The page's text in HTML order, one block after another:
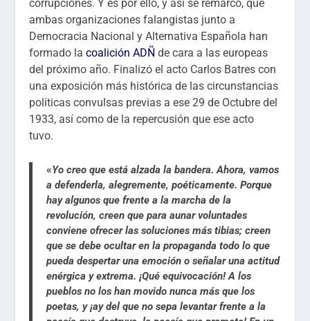
corrupciones. Y es por ello, y así se remarcó, que
ambas organizaciones falangistas junto a
Democracia Nacional y Alternativa Española han
formado lacoalición ADÑ de cara a las europeas
del próximo año. Finalizó el acto Carlos Batres con
una exposición más histórica de las circunstancias
políticas convulsas previas a ese 29 de Octubre del
1933, así como de la repercusión que ese acto
tuvo.
«Yo creo que está alzada la bandera. Ahora, vamos
a defenderla, alegremente, poéticamente. Porque
hay algunos que frente a la marcha de la
revolución, creen que para aunar voluntades
conviene ofrecer las soluciones más tibias; creen
que se debe ocultar en la propaganda todo lo que
pueda despertar una emoción o señalar una actitud
enérgica y extrema. ¡Qué equivocación! A los
pueblos no los han movido nunca más que los
poetas, y ¡ay del que no sepa levantar frente a la